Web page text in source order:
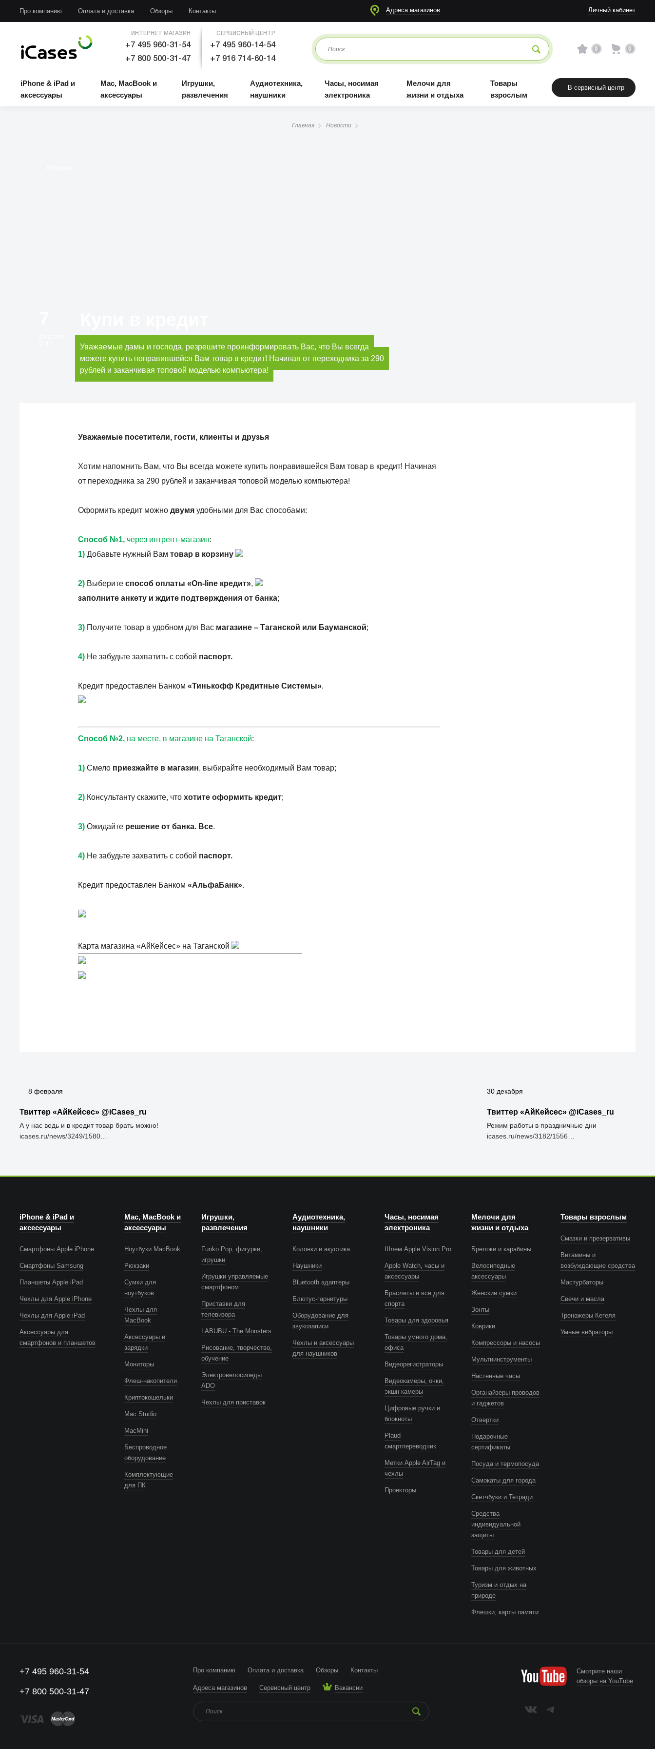
Про компанию Оплата и доставка Обзоры Контакты Адреса магазинов Личный кабинет
ИНТЕРНЕТ МАГАЗИН
+7 495 960-31-54
+7 800 500-31-47
СЕРВИСНЫЙ ЦЕНТР
+7 495 960-14-54
+7 916 714-60-14
0 0
iPhone & iPad и
аксессуары
Mac, MacBook и
аксессуары
Игрушки,
развлечения
Аудиотехника,
наушники
Часы, носимая
электроника
Мелочи для
жизни и отдыха
Товары
взрослым
В сервисный центр
Главная Новости
Уважаемые дамы и господа, резрешите проинформировать Вас, что Вы всегда
можете купить понравившейся Вам товар в кредит! Начиная от переходника за 290
рублей и заканчивая топовой моделью компьютера!
Уважаемые посетители, гости, клиенты и друзья
Хотим напомнить Вам, что Вы всегда можете купить понравившейся Вам товар в кредит! Начиная
от переходника за 290 рублей и заканчивая топовой моделью компьютера!
Оформить кредит можно двумя удобными для Вас способами:
Способ №1, через интрент-магазин:
1) Добавьте нужный Вам товар в корзину
2) Выберите способ оплаты «On-line кредит»,
заполните анкету и ждите подтверждения от банка;
3) Получите товар в удобном для Вас магазине – Таганской или Бауманской;
4) Не забудьте захватить с собой паспорт.
Кредит предоставлен Банком «Тинькофф Кредитные Системы».
Способ №2, на месте, в магазине на Таганской:
1) Смело приезжайте в магазин, выбирайте необходимый Вам товар;
2) Консультанту скажите, что хотите оформить кредит;
3) Ожидайте решение от банка. Все.
4) Не забудьте захватить с собой паспорт.
Кредит предоставлен Банком «АльфаБанк».
Карта магазина «АйКейсес» на Таганской
30 декабря
Твиттер «АйКейсес» ‏@iCases_ru
Режим работы в праздничные дни
icases.ru/news/3182/1556…
8 февраля
Твиттер «АйКейсес» ‏@iCases_ru
А у нас ведь и в кредит товар брать можно!
icases.ru/news/3249/1580…
iPhone & iPad и
аксессуары
Смартфоны Apple iPhone
Смартфоны Samsung
Планшеты Apple iPad
Чехлы для Apple iPhone
Чехлы для Apple iPad
Аксессуары для
смартфонов и планшетов
Mac, MacBook и
аксессуары
Ноутбуки MacBook
Рюкзаки
Сумки для
ноутбуков
Чехлы для
MacBook
Аксессуары и
зарядки
Мониторы
Флеш-накопители
Криптокошельки
Mac Studio
MacMini
Беспроводное
оборудование
Комплектующие
для ПК
Игрушки,
развлечения
Funko Pop, фигурки,
игрушки
Игрушки управляемые
смартфоном
Приставки для
телевизора
LABUBU - The Monsters
Рисование, творчество,
обучение
Электровелосипеды
ADO
Чехлы для приставок
Аудиотехника,
наушники
Колонки и акустика
Наушники
Bluetooth адаптеры
Блютус-гарнитуры
Оборудование для
звукозаписи
Чехлы и аксессуары
для наушников
Часы, носимая
электроника
Шлем Apple Vision Pro
Apple Watch, часы и
аксессуары
Браслеты и все для
спорта
Товары для здоровья
Товары умного дома,
офиса
Видеорегистраторы
Видеокамеры, очки,
экшн-камеры
Цифровые ручки и
блокноты
Plaud
смартпереводчик
Метки Apple AirTag и
чехлы
Проекторы
Мелочи для
жизни и отдыха
Брелоки и карабины
Велосипедные
аксессуары
Женские сумки
Зонты
Коврики
Компрессоры и насосы
Мультиинструменты
Настенные часы
Органайзеры проводов
и гаджетов
Отвертки
Подарочные
сертификаты
Посуда и термопосуда
Самокаты для города
Скетчбуки и Тетради
Средства
индивидуальной
защиты
Товары для детей
Товары для животных
Туризм и отдых на
природе
Флешки, карты памяти
Товары взрослым
Смазки и презервативы
Витамины и
возбуждающие средства
Мастурбаторы
Свечи и масла
Тренажеры Кегеля
Умные вибраторы
+7 495 960-31-54
+7 800 500-31-47
Про компанию Оплата и доставка Обзоры Контакты
Адреса магазинов Сервисный центр Вакансии
Смотрите наши
обзоры на YouTube